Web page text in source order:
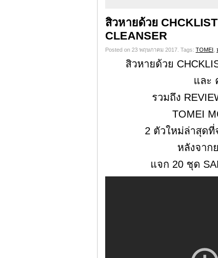
สิวหายด้วย
CLEANSER
Posted on 23 พฤษภาคม 2017. Tags: TOMEI
สิวหายด้วย
และ
รวมถึง
TOMEI
2 ตัวใหม่ล่าสุดที่
หลังจาก
แจก 20 ชุด